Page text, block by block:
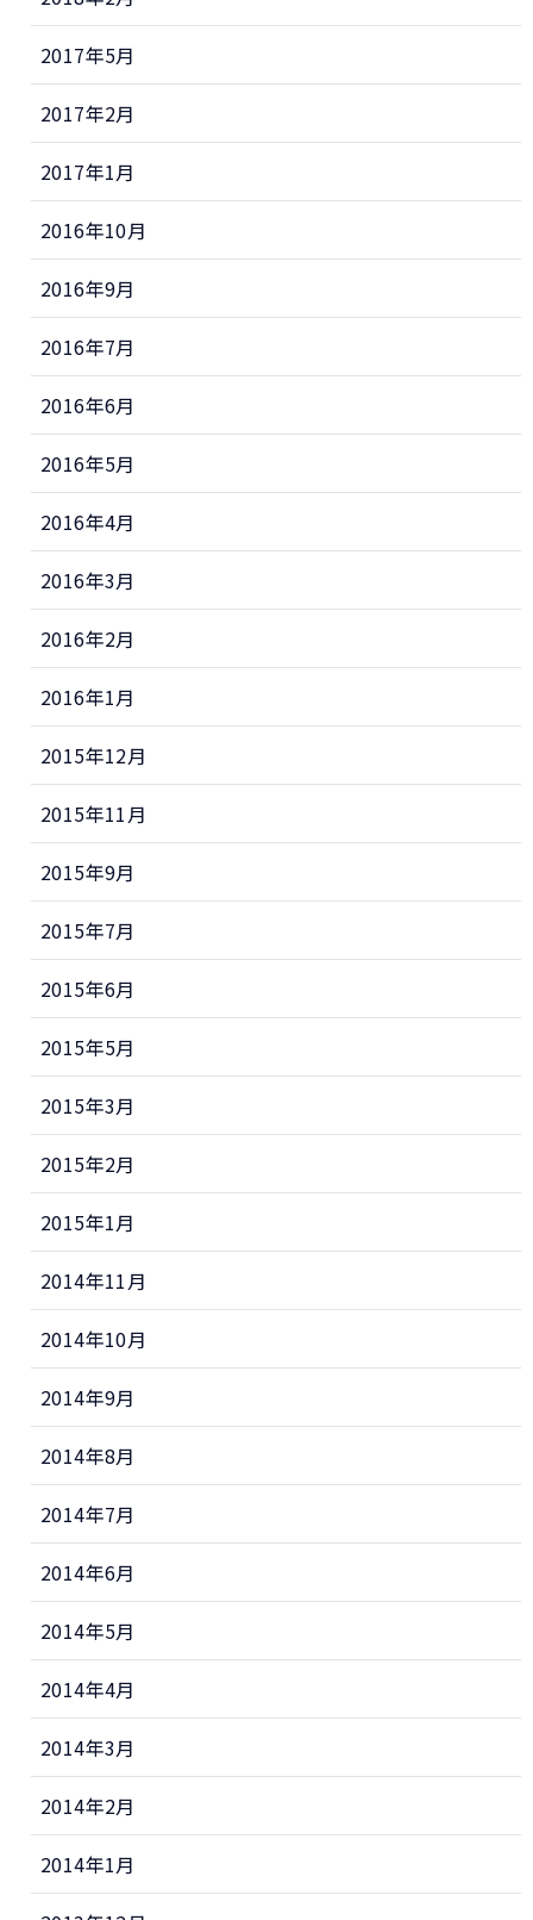
2017年5月
2017年2月
2017年1月
2016年10月
2016年9月
2016年7月
2016年6月
2016年5月
2016年4月
2016年3月
2016年2月
2016年1月
2015年12月
2015年11月
2015年9月
2015年7月
2015年6月
2015年5月
2015年3月
2015年2月
2015年1月
2014年11月
2014年10月
2014年9月
2014年8月
2014年7月
2014年6月
2014年5月
2014年4月
2014年3月
2014年2月
2014年1月